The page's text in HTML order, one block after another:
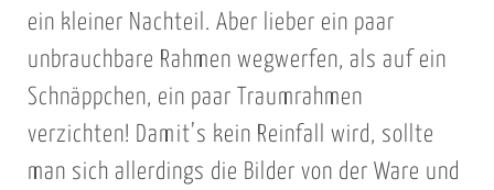
ein kleiner Nachteil. Aber lieber ein paar
unbrauchbare Rahmen wegwerfen, als auf ein
Schnäppchen, ein paar Traumrahmen
verzichten! Damit’s kein Reinfall wird, sollte
man sich allerdings die Bilder von der Ware und